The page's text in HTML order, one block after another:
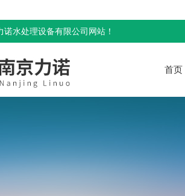
诺水处理设备有限公司网站！
首页